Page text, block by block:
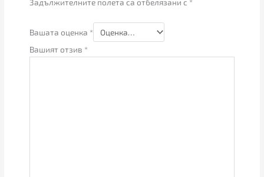
Задължителните полета са отбелязани с *
Вашата оценка *
Вашият отзив *